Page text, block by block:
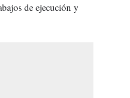
de ejecución y